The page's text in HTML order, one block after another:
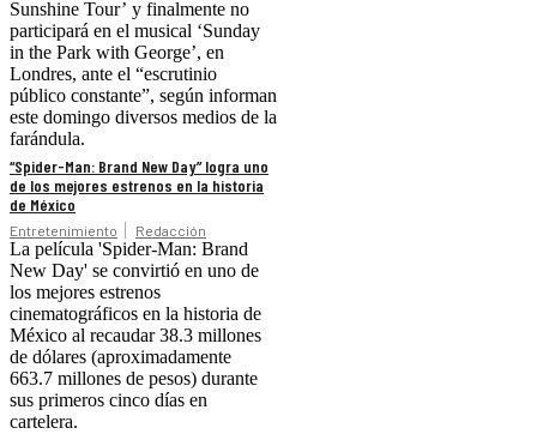
Sunshine Tour’ y finalmente no
participará en el musical ‘Sunday
in the Park with George’, en
Londres, ante el “escrutinio
público constante”, según informan
este domingo diversos medios de la
farándula.
“Spider-Man: Brand New Day” logra uno
de los mejores estrenos en la historia
de México
Entretenimiento Redacción
La película 'Spider-Man: Brand
New Day' se convirtió en uno de
los mejores estrenos
cinematográficos en la historia de
México al recaudar 38.3 millones
de dólares (aproximadamente
663.7 millones de pesos) durante
sus primeros cinco días en
cartelera.